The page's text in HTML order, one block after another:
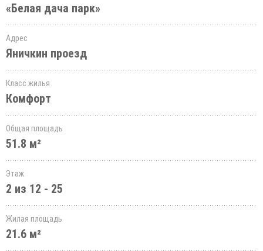
«Белая дача парк»
Адрес
Яничкин проезд
Класс жилья
Комфорт
Общая площадь
51.8 м²
Этаж
2 из 12 - 25
Жилая площадь
21.6 м²